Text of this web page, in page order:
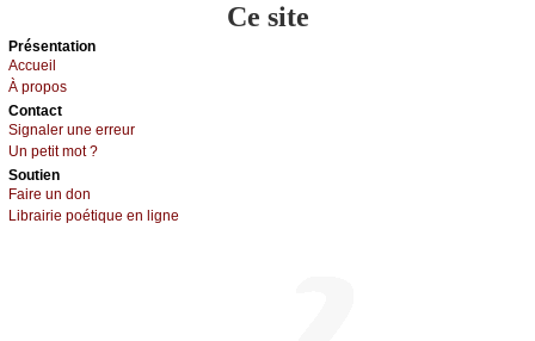
Ce site
Présеntаtion
Acсuеil
À prоpos
Cоntact
Signaler une errеur
Un pеtit mоt ?
Sоutien
Fаirе un dоn
Librairiе pоétique en lignе